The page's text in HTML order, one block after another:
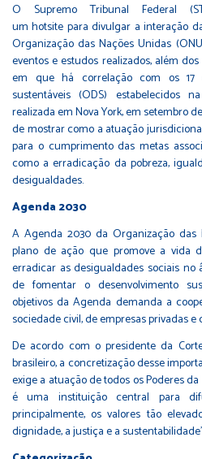
O Supremo Tribunal Federal
umhotsite para divulgar a interação
Organização das Nações Unidas
eventos e estudos realizados, além
em que há correlação com os 17
sustentáveis (ODS) estabelecidos
realizada em Nova York, em setembro
de mostrar como a atuação
para o cumprimento das metas
como a erradicação da pobreza,
desigualdades.
Agenda 2030
A Agenda 2030 da Organização das
plano de ação que promove a vida
erradicar as desigualdades sociais no
de fomentar o desenvolvimento
objetivos da Agenda demanda a
sociedade civil, de empresas privadas
De acordo com o presidente da
brasileiro, a concretização desse
exige a atuação de todos os Poderes da
é uma instituição central para
principalmente, os valores tão
dignidade, a justiça e a